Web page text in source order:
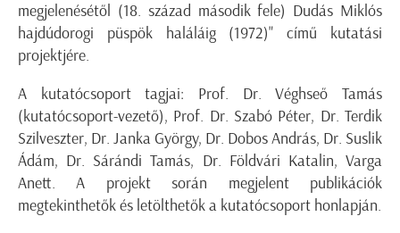
megjelenésétől (18. század második fele) Dudás Miklós
hajdúdorogi püspök haláláig (1972)" című kutatási
projektjére.
A kutatócsoport tagjai: Prof. Dr. Véghseő Tamás
(kutatócsoport-vezető), Prof. Dr. Szabó Péter, Dr. Terdik
Szilveszter, Dr. Janka György, Dr. Dobos András, Dr. Suslik
Ádám, Dr. Sárándi Tamás, Dr. Földvári Katalin, Varga
Anett. A projekt során megjelent publikációk
megtekinthetők és letölthetők a kutatócsoport honlapján.